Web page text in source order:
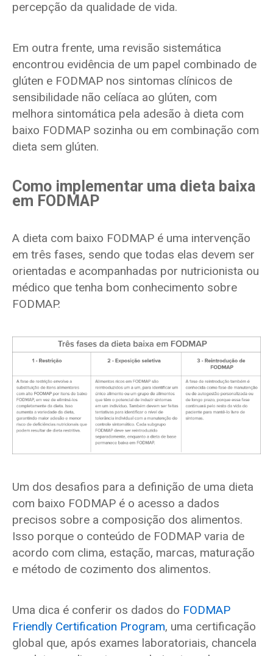
percepção da qualidade de vida.
Em outra frente, uma revisão sistemática
encontrou evidência de um papel combinado de
glúten e FODMAP nos sintomas clínicos de
sensibilidade não celíaca ao glúten, com
melhora sintomática pela adesão à dieta com
baixo FODMAP sozinha ou em combinação com
dieta sem glúten.
Como implementar uma dieta baixa
em FODMAP
A dieta com baixo FODMAP é uma intervenção
em três fases, sendo que todas elas devem ser
orientadas e acompanhadas por nutricionista ou
médico que tenha bom conhecimento sobre
FODMAP.
Um dos desafios para a definição de uma dieta
com baixo FODMAP é o acesso a dados
precisos sobre a composição dos alimentos.
Isso porque o conteúdo de FODMAP varia de
acordo com clima, estação, marcas, maturação
e método de cozimento dos alimentos.
Uma dica é conferir os dados do FODMAP
Friendly Certification Program, uma certificação
global que, após exames laboratoriais, chancela